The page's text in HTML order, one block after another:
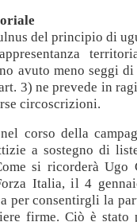
del principio di
avuto meno seggi
3) ne prevede in
circoscrizioni.
corso della
a sostegno di
si ricorderà Ugo
Italia, il 4
per consentirgli la
firme. Ciò è stato